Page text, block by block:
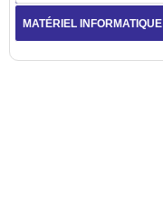
MATÉRIEL INFORMATIQUE